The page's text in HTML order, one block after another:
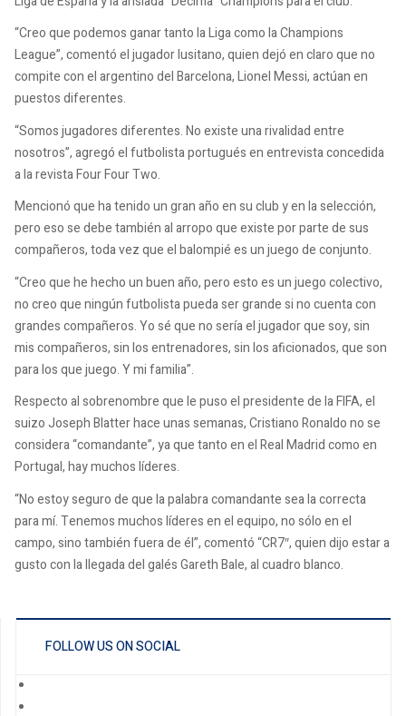
“Creo que podemos ganar tanto la Liga como la Champions
League”, comentó el jugador lusitano, quien dejó en claro que no
compite con el argentino del Barcelona, Lionel Messi, actúan en
puestos diferentes.
“Somos jugadores diferentes. No existe una rivalidad entre
nosotros”, agregó el futbolista portugués en entrevista concedida
a la revista Four Four Two.
Mencionó que ha tenido un gran año en su club y en la selección,
pero eso se debe también al arropo que existe por parte de sus
compañeros, toda vez que el balompié es un juego de conjunto.
“Creo que he hecho un buen año, pero esto es un juego colectivo,
no creo que ningún futbolista pueda ser grande si no cuenta con
grandes compañeros. Yo sé que no sería el jugador que soy, sin
mis compañeros, sin los entrenadores, sin los aficionados, que son
para los que juego. Y mi familia”.
Respecto al sobrenombre que le puso el presidente de la FIFA, el
suizo Joseph Blatter hace unas semanas, Cristiano Ronaldo no se
considera “comandante”, ya que tanto en el Real Madrid como en
Portugal, hay muchos líderes.
“No estoy seguro de que la palabra comandante sea la correcta
para mí. Tenemos muchos líderes en el equipo, no sólo en el
campo, sino también fuera de él”, comentó “CR7″, quien dijo estar a
gusto con la llegada del galés Gareth Bale, al cuadro blanco.
FOLLOW US ON SOCIAL